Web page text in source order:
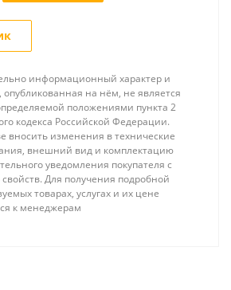
информационный характер и
на нём, не является
положениями пункта 2
кодекса Российской Федерации.
вносить изменения в технические
внешний вид и комплектацию
уведомления покупателя с
Для получения подробной
товарах, услугах и их цене
к менеджерам